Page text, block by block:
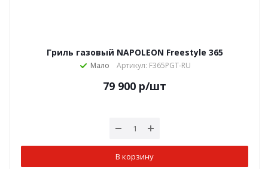
Гриль газовый NAPOLEON Freestyle 365
Мало Артикул: F365PGT-RU
79 900 р/шт
В корзину